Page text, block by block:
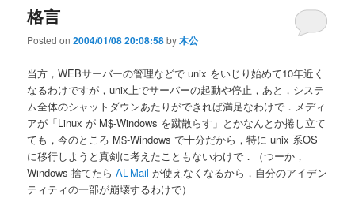
格言
Posted on2004/01/08 20:08:58by木公
当方，WEBサーバーの管理などで unix をいじり始めて10年近く
なるわけですが，unix上でサーバーの起動や停止，あと，システ
ム全体のシャットダウンあたりができれば満足なわけで．メディ
アが「Linux が M$-Windows を蹴散らす」とかなんとか捲し立て
ても，今のところ M$-Windows で十分だから，特に unix 系OS
に移行しようと真剣に考えたこともないわけで．（つーか，
Windows 捨てたらAL-Mail が使えなくなるから，自分のアイデン
ティティの一部が崩壊するわけで）